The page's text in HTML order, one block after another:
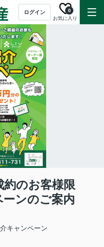
ログイン
お気に入り
0
約のお客様限
ンのご案内
キャンペーン